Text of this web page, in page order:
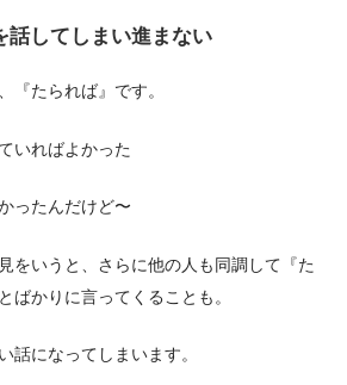
話してしまい進まない
『たられば』 です。
いればよかった
ったんだけど〜
をいうと、さらに他の人も同調して『た
ばかりに言ってくることも。
話になってしまいます。